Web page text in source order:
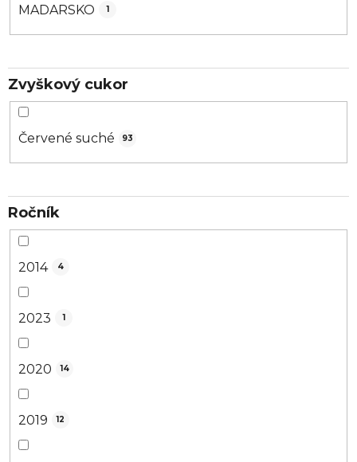
MADARSKO 1
Zvyškový cukor
Červené suché 93
Ročník
2014 4
2023 1
2020 14
2019 12